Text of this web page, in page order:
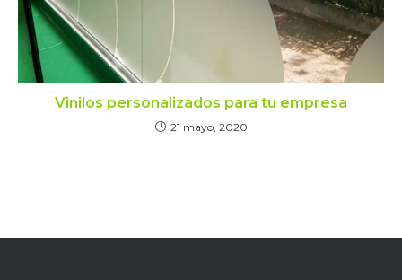
Vinilos personalizados para tu empresa
21 mayo, 2020